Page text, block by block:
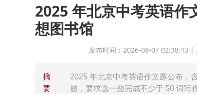
2025 年北京中考英语作
想图书馆
发布时间：2026-08-07 02:38:43
摘
要
2025 年北京中考英语作文题公布，
题，要求选一题完成不少于 50 词写作